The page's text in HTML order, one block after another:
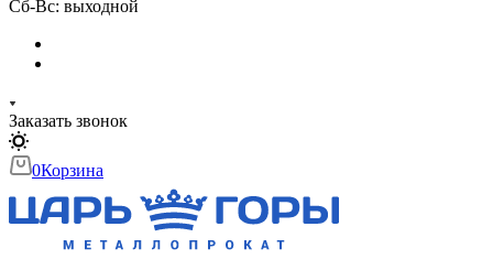
Сб-Вс: выходной
Заказать звонок
0Корзина